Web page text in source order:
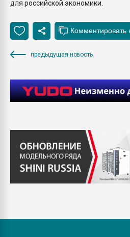
для российской экономики.
предыдущая новость